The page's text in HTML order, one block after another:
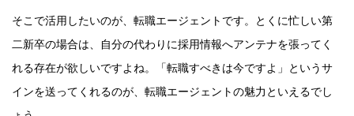
そこで活用したいのが、転職エージェントです。とくに忙しい第
二新卒の場合は、自分の代わりに採用情報へアンテナを張ってく
れる存在が欲しいですよね。「転職すべきは今ですよ」というサ
インを送ってくれるのが、転職エージェントの魅力といえるでし